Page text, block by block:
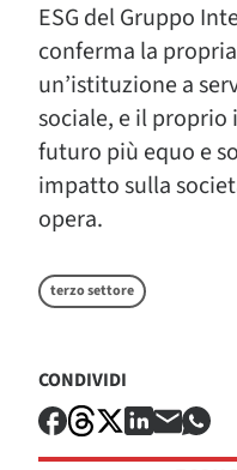
ESG del Gruppo
conferma la
un’istituzione a
sociale, e il
futuro più equo e
impatto sulla
opera.
terzo settore
CONDIVIDI